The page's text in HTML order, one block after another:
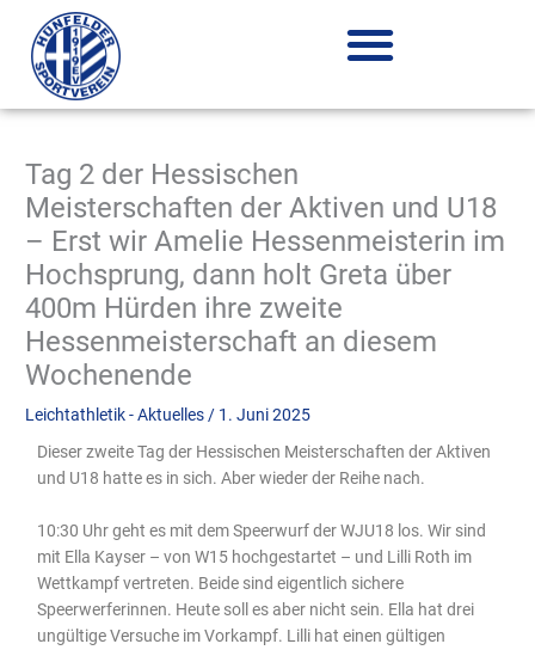
Inhalt
springen
Tag 2 der Hessischen
Meisterschaften der Aktiven und U18
– Erst wir Amelie Hessenmeisterin im
Hochsprung, dann holt Greta über
400m Hürden ihre zweite
Hessenmeisterschaft an diesem
Wochenende
Leichtathletik - Aktuelles / 1. Juni 2025
Dieser zweite Tag der Hessischen Meisterschaften der Aktiven
und U18 hatte es in sich. Aber wieder der Reihe nach.
10:30 Uhr geht es mit dem Speerwurf der WJU18 los. Wir sind
mit Ella Kayser – von W15 hochgestartet – und Lilli Roth im
Wettkampf vertreten. Beide sind eigentlich sichere
Speerwerferinnen. Heute soll es aber nicht sein. Ella hat drei
ungültige Versuche im Vorkampf. Lilli hat einen gültigen